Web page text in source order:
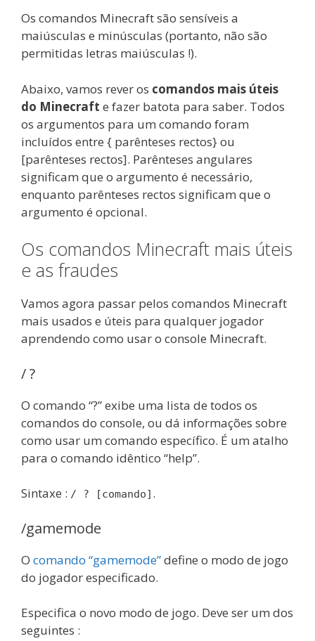
Os comandos Minecraft são sensíveis a
maiúsculas e minúsculas (portanto, não são
permitidas letras maiúsculas !).
Abaixo, vamos rever os comandos mais úteis
do Minecraft e fazer batota para saber. Todos
os argumentos para um comando foram
incluídos entre { parênteses rectos} ou
[parênteses rectos]. Parênteses angulares
significam que o argumento é necessário,
enquanto parênteses rectos significam que o
argumento é opcional.
Os comandos Minecraft mais úteis
e as fraudes
Vamos agora passar pelos comandos Minecraft
mais usados e úteis para qualquer jogador
aprendendo como usar o console Minecraft.
/ ?
O comando “?” exibe uma lista de todos os
comandos do console, ou dá informações sobre
como usar um comando específico. É um atalho
para o comando idêntico “help”.
Sintaxe : / ? [comando] .
/gamemode
O comando “gamemode”define o modo de jogo
do jogador especificado.
Especifica o novo modo de jogo. Deve ser um dos
seguintes :